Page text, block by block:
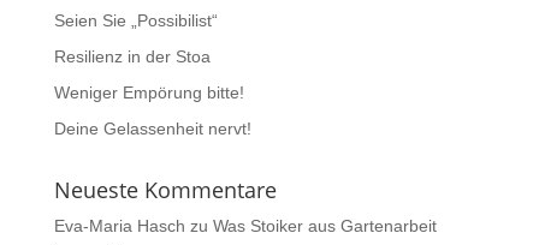
Seien Sie „Possibilist“
Resilienz in der Stoa
Weniger Empörung bitte!
Deine Gelassenheit nervt!
Neueste Kommentare
Eva-Maria Hasch zu Was Stoiker aus Gartenarbeit